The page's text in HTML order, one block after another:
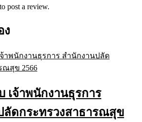
to post a review.
ง
เจ้าพนักงานธุรการ
ลัดกระทรวงสาธารณสุข